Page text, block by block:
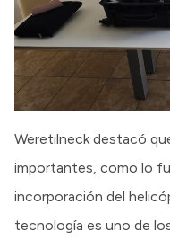
Weretilneck destacó
importantes, como lo
incorporación del
tecnología es uno de